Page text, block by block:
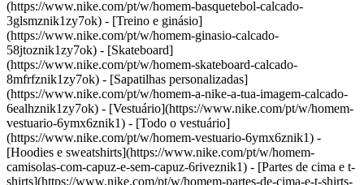
(https://www.nike.com/pt/w/homem-basquetebol-calcado-
3glsmznik1zy7ok) - [Treino e ginásio]
(https://www.nike.com/pt/w/homem-ginasio-calcado-
58jtoznik1zy7ok) - [Skateboard]
(https://www.nike.com/pt/w/homem-skateboard-calcado-
8mfrfznik1zy7ok) - [Sapatilhas personalizadas]
(https://www.nike.com/pt/w/homem-a-nike-a-tua-imagem-calcado-
6ealhznik1zy7ok) - [Vestuário](https://www.nike.com/pt/w/homem-
vestuario-6ymx6znik1) - [Todo o vestuário]
(https://www.nike.com/pt/w/homem-vestuario-6ymx6znik1) -
[Hoodies e sweatshirts](https://www.nike.com/pt/w/homem-
camisolas-com-capuz-e-sem-capuz-6riveznik1) - [Partes de cima e t-
shirts](https://www.nike.com/pt/w/homem-partes-de-cima-e-t-shirts-